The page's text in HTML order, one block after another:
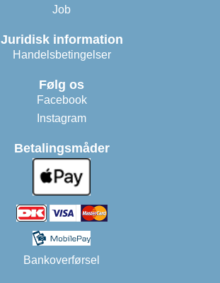
Job
Juridisk information
Handelsbetingelser
Følg os
Facebook
Instagram
Betalingsmåder
Bankoverførsel